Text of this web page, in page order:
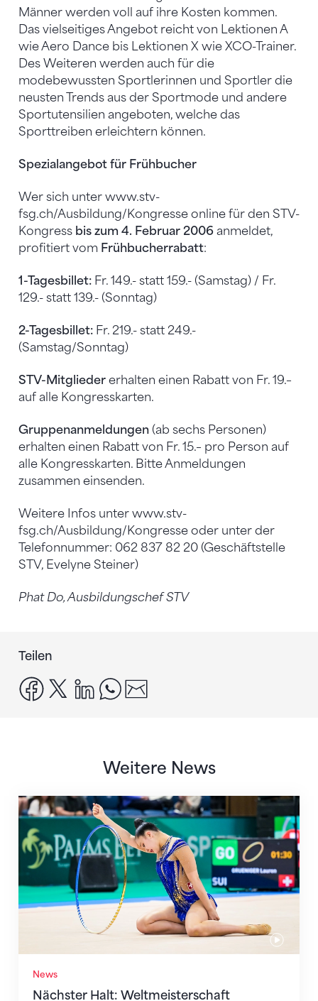
Männer werden voll auf ihre Kosten kommen.
Das vielseitiges Angebot reicht von Lektionen A
wie Aero Dance bis Lektionen X wie XCO-Trainer.
Des Weiteren werden auch für die
modebewussten Sportlerinnen und Sportler die
neusten Trends aus der Sportmode und andere
Sportutensilien angeboten, welche das
Sporttreiben erleichtern können.
Spezialangebot für Frühbucher
Wer sich unter www.stv-
fsg.ch/Ausbildung/Kongresse online für den STV-
Kongress bis zum 4. Februar 2006 anmeldet,
profitiert vom Frühbucherrabatt:
1-Tagesbillet: Fr. 149.- statt 159.- (Samstag) / Fr.
129.- statt 139.- (Sonntag)
2-Tagesbillet: Fr. 219.- statt 249.-
(Samstag/Sonntag)
STV-Mitglieder erhalten einen Rabatt von Fr. 19.–
auf alle Kongresskarten.
Gruppenanmeldungen (ab sechs Personen)
erhalten einen Rabatt von Fr. 15.– pro Person auf
alle Kongresskarten. Bitte Anmeldungen
zusammen einsenden.
Weitere Infos unter www.stv-
fsg.ch/Ausbildung/Kongresse oder unter der
Telefonnummer: 062 837 82 20 (Geschäftstelle
STV, Evelyne Steiner)
Phat Do, Ausbildungschef STV
Teilen
facebook
x linkedinwhatsapp
Weitere News
News
Nächster Halt: Weltmeisterschaft
Nächster Halt: Weltmeisterschaft